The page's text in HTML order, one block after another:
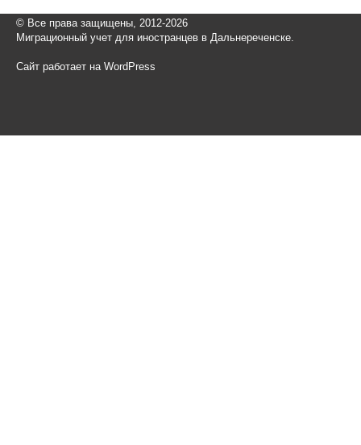
© Все права защищены, 2012-2026
Миграционный учет для иностранцев в Дальнереченске.
Сайт работает на WordPress